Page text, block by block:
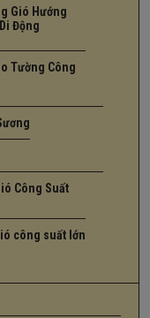
Gió Hướng
Động
Tường Công
Công Suất
công suất lớn